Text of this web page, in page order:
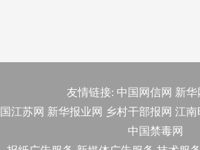
友情链接: 中国网信网 新华
江苏网 新华报业网 乡村干部报网 江南
中国禁毒网